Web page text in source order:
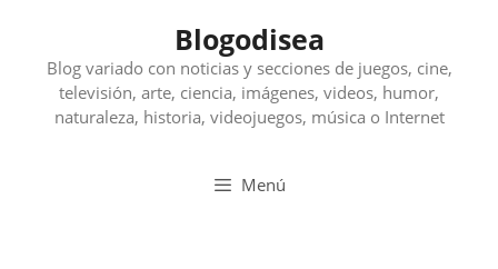
contenido
Blogodisea
Blog variado con noticias y secciones de juegos, cine,
televisión, arte, ciencia, imágenes, videos, humor,
naturaleza, historia, videojuegos, música o Internet
Menú